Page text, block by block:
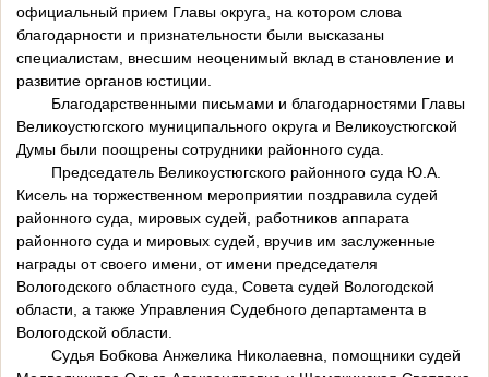
официальный прием Главы округа, на котором слова
благодарности и признательности были высказаны
специалистам, внесшим неоценимый вклад в становление и
развитие органов юстиции.
Благодарственными письмами и благодарностями Главы
Великоустюгского муниципального округа и Великоустюгской
Думы были поощрены сотрудники районного суда.
Председатель Великоустюгского районного суда Ю.А.
Кисель на торжественном мероприятии поздравила судей
районного суда, мировых судей, работников аппарата
районного суда и мировых судей, вручив им заслуженные
награды от своего имени, от имени председателя
Вологодского областного суда, Совета судей Вологодской
области, а также Управления Судебного департамента в
Вологодской области.
Судья Бобкова Анжелика Николаевна, помощники судей